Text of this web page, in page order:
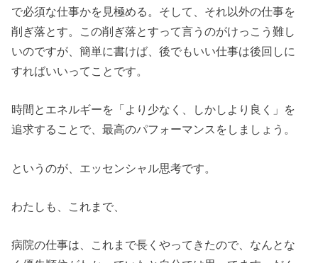
で必須な仕事かを見極める。そして、それ以外の仕事を
削ぎ落とす。この削ぎ落とすって言うのがけっこう難し
いのですが、簡単に書けば、後でもいい仕事は後回しに
すればいいってことです。
時間とエネルギーを「より少なく、しかしより良く」を
追求することで、最高のパフォーマンスをしましょう。
というのが、エッセンシャル思考です。
わたしも、これまで、
病院の仕事は、これまで長くやってきたので、なんとな